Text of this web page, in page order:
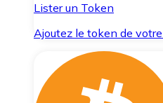
Lister un Token
Ajoutez le token de